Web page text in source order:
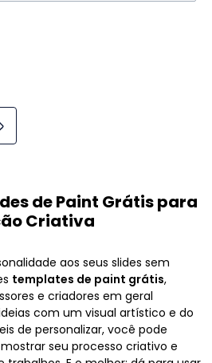
de Paint Grátis para
Criativa
aos seus slides sem
templates de paint grátis,
e criadores em geral
com um visual artístico e do
de personalizar, você pode
seu processo criativo e